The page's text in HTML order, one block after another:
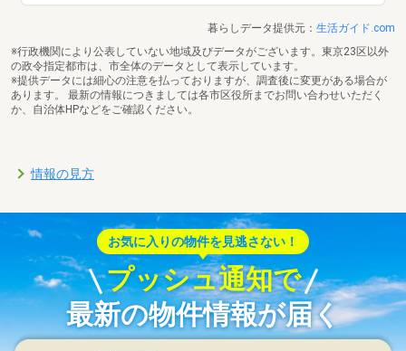
暮らしデータ提供元： 生活ガイド.com
※行政機関により公表していない地域及びデータがございます。東京23区以外
の政令指定都市は、市全体のデータとして表示しています。
※提供データには細心の注意を払っておりますが、調査後に変更がある場合が
あります。 最新の情報につきましては各市区役所までお問い合わせいただく
か、自治体HPなどをご確認ください。
情報の見方
お気に入りの物件を見逃さない！
プッシュ通知で
最新の物件情報が届く